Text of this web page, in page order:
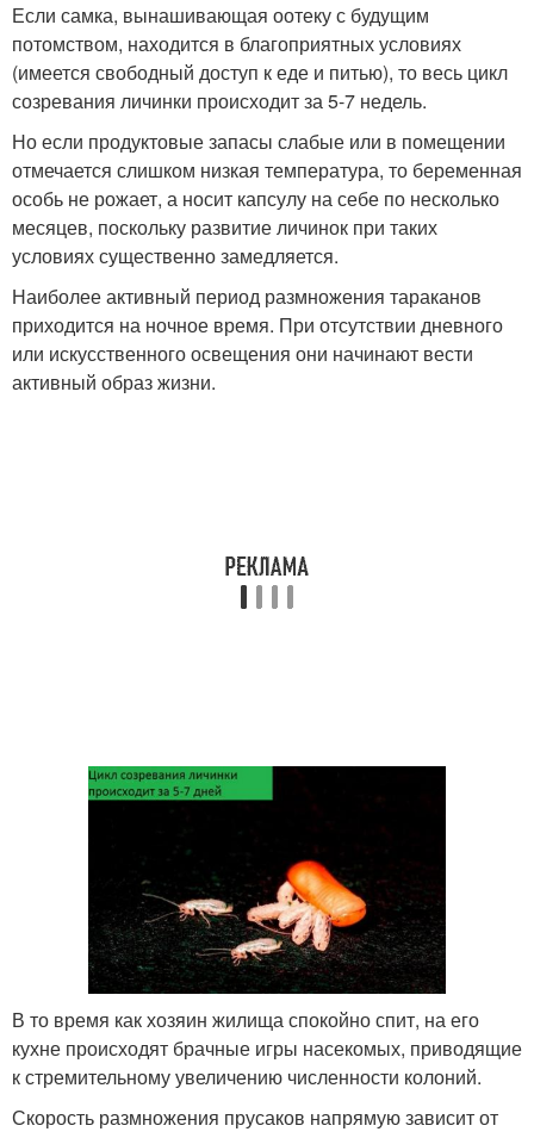
Если самка, вынашивающая оотеку с будущим
потомством, находится в благоприятных условиях
(имеется свободный доступ к еде и питью), то весь цикл
созревания личинки происходит за 5-7 недель.
Но если продуктовые запасы слабые или в помещении
отмечается слишком низкая температура, то беременная
особь не рожает, а носит капсулу на себе по несколько
месяцев, поскольку развитие личинок при таких
условиях существенно замедляется.
Наиболее активный период размножения тараканов
приходится на ночное время. При отсутствии дневного
или искусственного освещения они начинают вести
активный образ жизни.
В то время как хозяин жилища спокойно спит, на его
кухне происходят брачные игры насекомых, приводящие
к стремительному увеличению численности колоний.
Скорость размножения прусаков напрямую зависит от